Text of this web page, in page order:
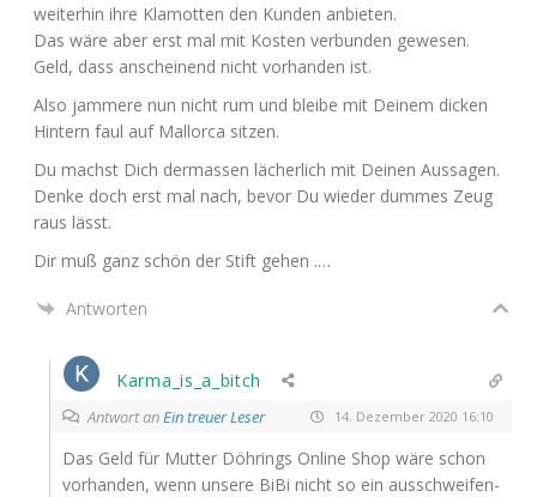
wei­ter­hin ihre Kla­mot­ten den Kun­den anbieten.
Das wäre aber erst mal mit Kos­ten ver­bun­den gewe­sen.
Geld, dass anschei­nend nicht vor­han­den ist.
Also jam­me­re nun nicht rum und blei­be mit Dei­nem dicken
Hin­tern faul auf Mal­lor­ca sitzen.
Du machst Dich der­mas­sen lächer­lich mit Dei­nen Aus­sa­gen.
Den­ke doch erst mal nach, bevor Du wie­der dum­mes Zeug
raus lässt.
Dir muß ganz schön der Stift gehen .…
Antworten
Karma_is_a_bitch
Antwort anEin treuer Leser 14. Dezember 2020 16:10
Das Geld für Mut­ter Döh­rings Online Shop wäre schon
vor­han­den, wenn unse­re BiBi nicht so ein aus­schwei­fen­